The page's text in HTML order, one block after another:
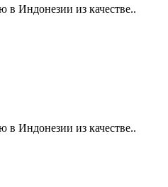
в Индонезии из качестве..
в Индонезии из качестве..